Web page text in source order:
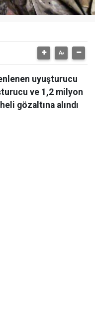
uyuşturucu
ve 1,2 milyon
gözaltına alındı